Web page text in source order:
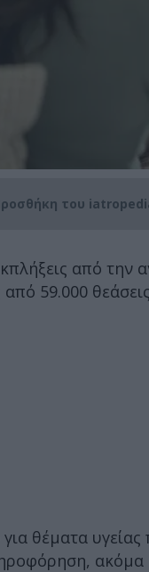
του
από την
από 59.000
για θέματα